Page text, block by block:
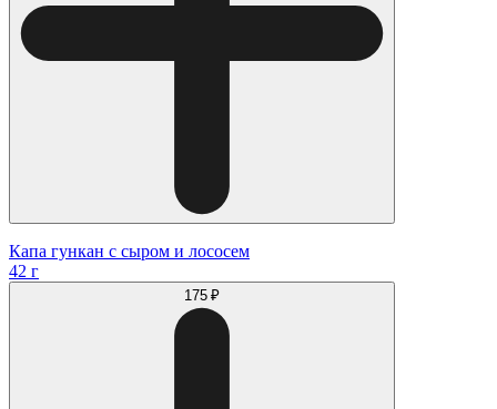
Капа гункан с сыром и лососем
42 г
175 ₽